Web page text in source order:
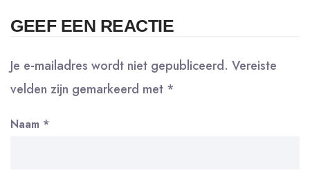
GEEF EEN REACTIE
Je e-mailadres wordt niet gepubliceerd. Vereiste
velden zijn gemarkeerd met *
Naam *